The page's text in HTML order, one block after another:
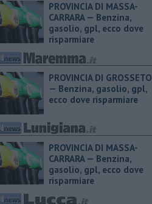
PROVINCIA DI MASSA-
CARRARA — ​Benzina,
gasolio, gpl, ecco dove
risparmiare
PROVINCIA DI GROSSETO
— ​Benzina, gasolio, gpl,
ecco dove risparmiare
PROVINCIA DI MASSA-
CARRARA — ​Benzina,
gasolio, gpl, ecco dove
risparmiare